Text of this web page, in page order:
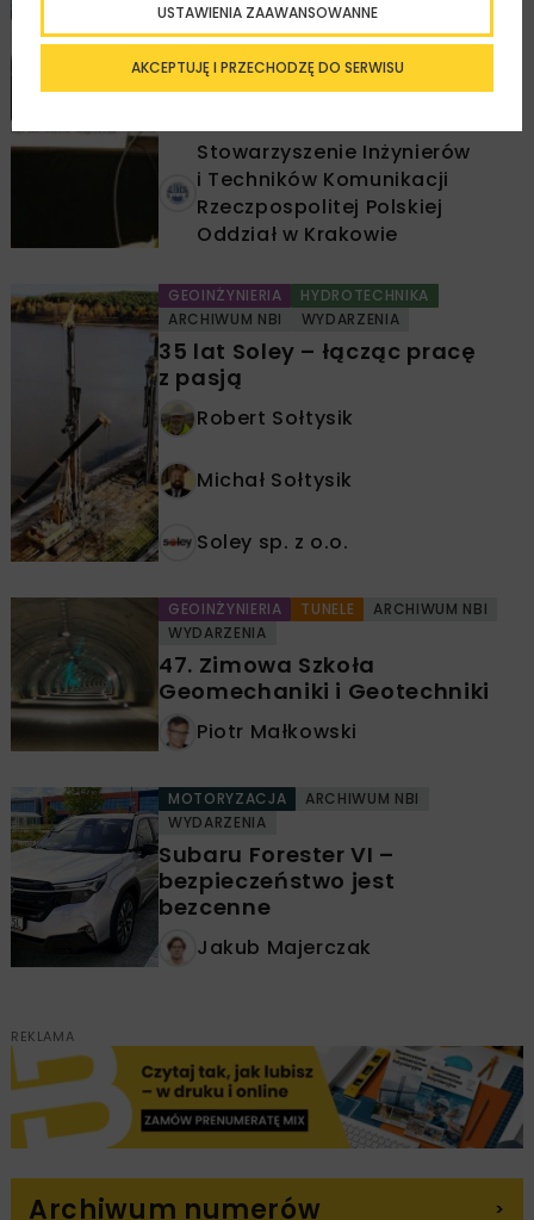
Janina Mrowińska
Sabina Puławska-
Obiedowska
Stowarzyszenie Inżynierów
i Techników Komunikacji
Rzeczpospolitej Polskiej
Oddział w Krakowie
GEOINŻYNIERIA
HYDROTECHNIKA
ARCHIWUM NBI
WYDARZENIA
35 lat Soley – łącząc pracę
z pasją
Robert Sołtysik
Michał Sołtysik
Soley sp. z o.o.
GEOINŻYNIERIA TUNELE
ARCHIWUM NBI
WYDARZENIA
47. Zimowa Szkoła
Geomechaniki i Geotechniki
Piotr Małkowski
MOTORYZACJA
ARCHIWUM NBI
WYDARZENIA
Subaru Forester VI –
bezpieczeństwo jest
bezcenne
Jakub Majerczak
REKLAMA
Archiwum numerów >
AKCEPTUJĘ I PRZECHODZĘ DO SERWISU
USTAWIENIA ZAAWANSOWANNE